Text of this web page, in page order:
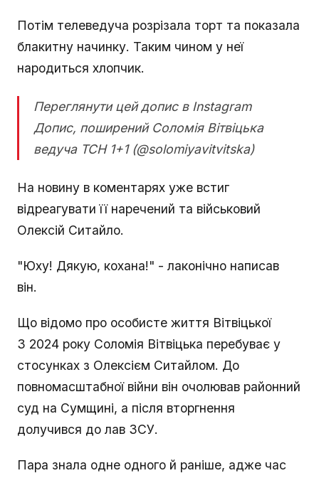
Потім телеведуча розрізала торт та показала
блакитну начинку. Таким чином у неї
народиться хлопчик.
Переглянути цей допис в Instagram
Допис, поширений Соломія Вітвіцька
ведуча ТСН 1+1 (@solomiyavitvitska)
На новину в коментарях уже встиг
відреагувати її наречений та військовий
Олексій Ситайло.
"Юху! Дякую, кохана!" - лаконічно написав
він.
Що відомо про особисте життя Вітвіцької
З 2024 року Соломія Вітвіцька перебуває у
стосунках з Олексієм Ситайлом. До
повномасштабної війни він очолював районний
суд на Сумщині, а після вторгнення
долучився до лав ЗСУ.
Пара знала одне одного й раніше, адже час